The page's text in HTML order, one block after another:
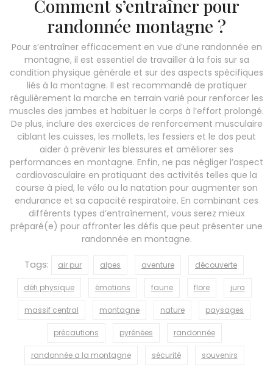
Comment s’entraîner pour
randonnée montagne ?
Pour s’entraîner efficacement en vue d’une randonnée en
montagne, il est essentiel de travailler à la fois sur sa
condition physique générale et sur des aspects spécifiques
liés à la montagne. Il est recommandé de pratiquer
régulièrement la marche en terrain varié pour renforcer les
muscles des jambes et habituer le corps à l’effort prolongé.
De plus, inclure des exercices de renforcement musculaire
ciblant les cuisses, les mollets, les fessiers et le dos peut
aider à prévenir les blessures et améliorer ses
performances en montagne. Enfin, ne pas négliger l’aspect
cardiovasculaire en pratiquant des activités telles que la
course à pied, le vélo ou la natation pour augmenter son
endurance et sa capacité respiratoire. En combinant ces
différents types d’entraînement, vous serez mieux
préparé(e) pour affronter les défis que peut présenter une
randonnée en montagne.
Tags: air pur alpes aventure découverte
défi physique émotions faune flore jura
massif central montagne nature paysages
précautions pyrénées randonnée
randonnée a la montagne sécurité souvenirs